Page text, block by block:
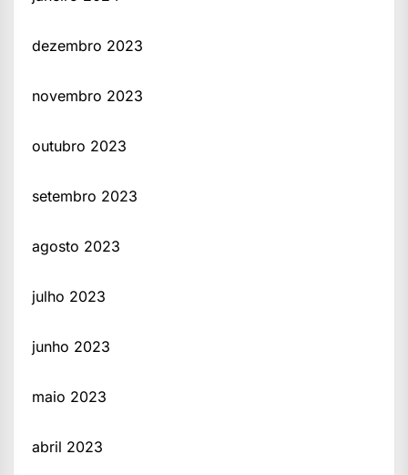
dezembro 2023
novembro 2023
outubro 2023
setembro 2023
agosto 2023
julho 2023
junho 2023
maio 2023
abril 2023